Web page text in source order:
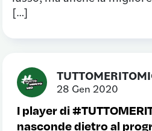
[…]
28 Gen 2020
I player di
nasconde dietro al